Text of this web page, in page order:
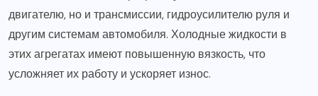
двигателю, но и трансмиссии, гидроусилителю руля и
другим системам автомобиля. Холодные жидкости в
этих агрегатах имеют повышенную вязкость, что
усложняет их работу и ускоряет износ.